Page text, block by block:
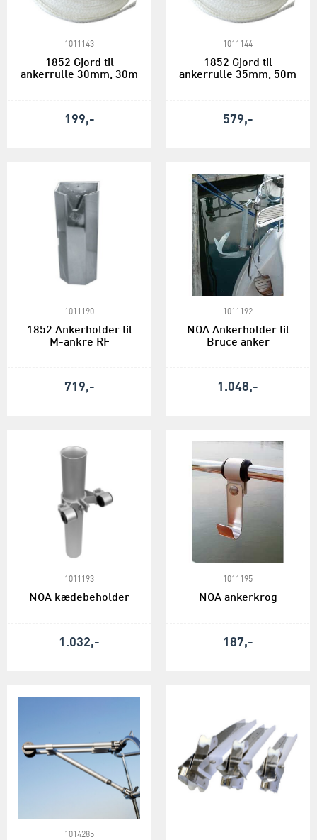
1011143
1852 Gjord til
ankerrulle 30mm, 30m
199,-
1011144
1852 Gjord til
ankerrulle 35mm, 50m
579,-
1011190
1852 Ankerholder til
M-ankre RF
719,-
1011192
NOA Ankerholder til
Bruce anker
1.048,-
1011193
NOA kædebeholder
1.032,-
1011195
NOA ankerkrog
187,-
1014285